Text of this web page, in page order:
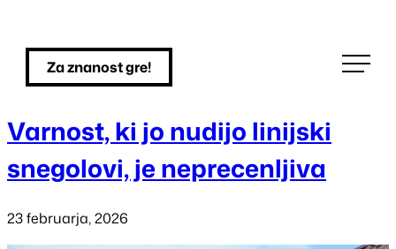
contentZa znanost gre!
Varnost, ki jo nudijo linijski
snegolovi, je neprecenljiva
23 februarja, 2026